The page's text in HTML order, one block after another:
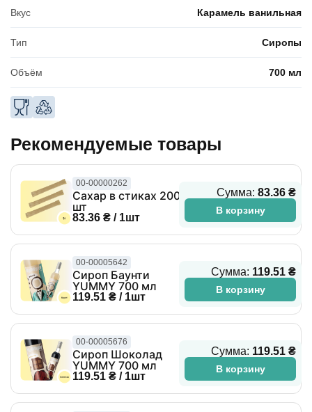
Вкус Карамель ванильная
Тип Сиропы
Объём 700 мл
Рекомендуемые товары
00-00000262
Сахар в стиках 200
шт
83.36 ₴ / 1шт
Сумма: 83.36 ₴
В корзину
00-00005642
Сироп Баунти
YUMMY 700 мл
119.51 ₴ / 1шт
Сумма: 119.51 ₴
В корзину
00-00005676
Сироп Шоколад
YUMMY 700 мл
119.51 ₴ / 1шт
Сумма: 119.51 ₴
В корзину